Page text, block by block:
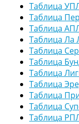
Таблица
Таблица
Таблица
Таблица Ла
Таблица
Таблица
Таблица
Таблица
Таблица
Таблица
Таблица